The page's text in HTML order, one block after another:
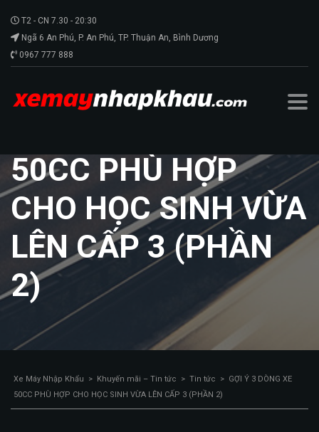
T2 - CN 7.30 - 20:30
Ngã 6 An Phú, P. An Phú, TP. Thuận An, Bình Dương
0967 777 888
50CC PHÙ HỢP
CHO HỌC SINH VỪA
LÊN CẤP 3 (PHẦN
2)
Xe Máy Nhập Khẩu > Khuyến mãi – Tin tức > Tin tức > GỢI Ý 3 DÒNG XE
50CC PHÙ HỢP CHO HỌC SINH VỪA LÊN CẤP 3 (PHẦN 2)